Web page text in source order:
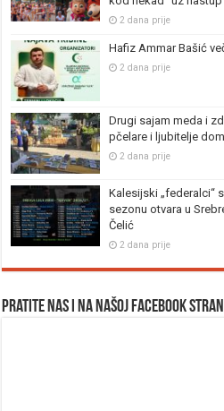
2 dana prije
Hafiz Ammar Bašić
2 dana prije
Drugi sajam meda i
pčelare i ljubitelje
2 dana prije
Kalesijski „federalci“
sezonu otvara u
Čelić
2 dana prije
Pratite nas i na našoj facebook